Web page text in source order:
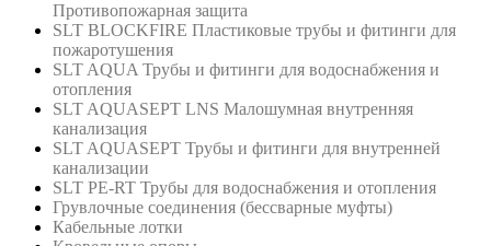
Противопожарная защита
SLT BLOCKFIRE Пластиковые трубы и фитинги для
пожаротушения
SLT AQUA Трубы и фитинги для водоснабжения и
отопления
SLT AQUASEPT LNS Малошумная внутренняя
канализация
SLT AQUASEPT Трубы и фитинги для внутренней
канализации
SLT PE-RT Трубы для водоснабжения и отопления
Грувлочные соединения (бессварные муфты)
Кабельные лотки